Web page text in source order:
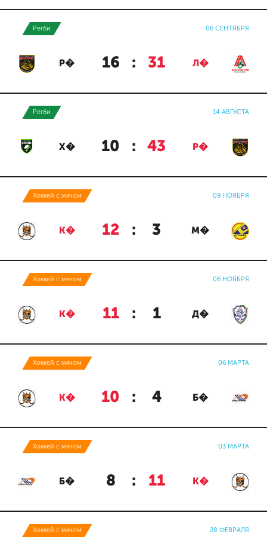
Регби 06 СЕНТЯБРЯ
Р� 16 : 31 Л�
Регби 14 АВГУСТА
Х� 10 : 43 Р�
Хоккей с мячом 09 НОЯБРЯ
К� 12 : 3 М�
Хоккей с мячом 06 НОЯБРЯ
К� 11 : 1 Д�
Хоккей с мячом 06 МАРТА
К� 10 : 4 Б�
Хоккей с мячом 03 МАРТА
Б� 8 : 11 К�
Хоккей с мячом 28 ФЕВРАЛЯ